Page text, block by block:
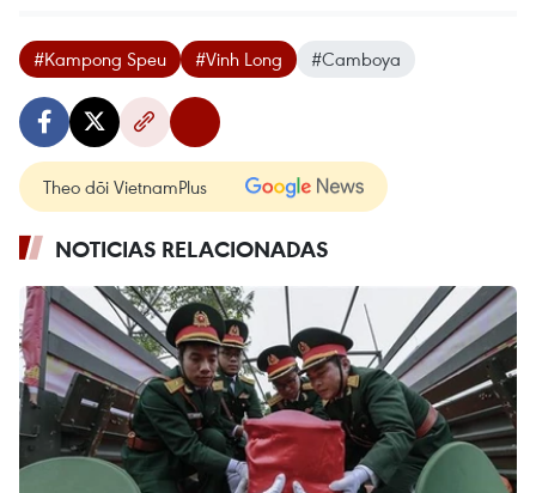
#Kampong Speu #Vinh Long #Camboya
Theo dõi VietnamPlus
NOTICIAS RELACIONADAS